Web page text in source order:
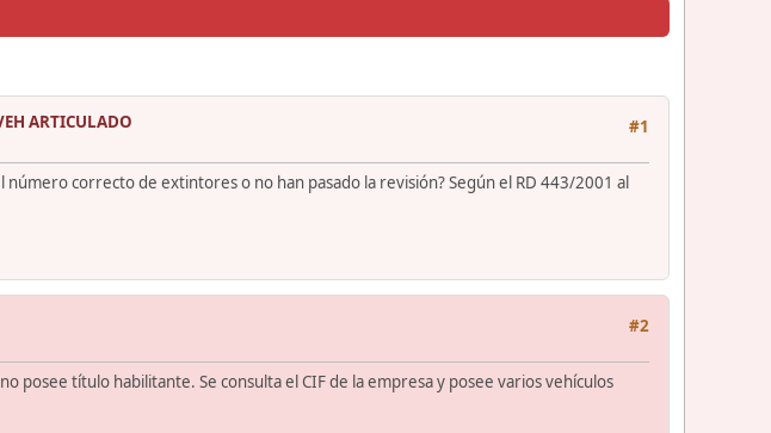
#1
ARTICULADO
correcto de extintores o no han pasado la revisión? Según el RD 443/2001 al
#2
posee título habilitante. Se consulta el CIF de la empresa y posee varios vehículos